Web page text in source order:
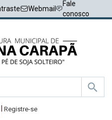
Webmail
Fale
conosco
Registre-se